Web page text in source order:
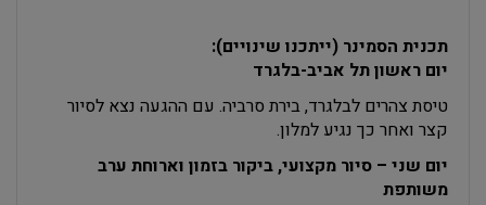
תכנית הסמינר (ייתכנו שינויים):
יום ראשון תל אביב-בלגרד
טיסת צהרים לבלגרד, בירת סרביה. עם ההגעה נצא לסיור
קצר ואחר כך נגיע למלון.
יום שני – סיור מקצועי, ביקור בזמון וארוחת ערב
משותפת